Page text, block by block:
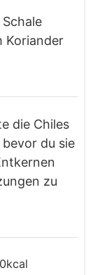
Koriander
die Chiles
du sie
zu
kcal